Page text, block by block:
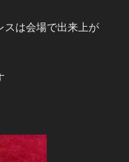
スは会場で出来上が